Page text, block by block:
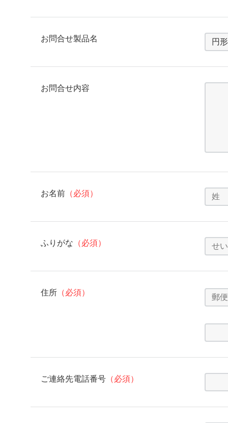
お問合せ製品名
お問合せ内容
お名前 （必須）
ふりがな （必須）
住所 （必須）
ご連絡先電話番号 （必須）